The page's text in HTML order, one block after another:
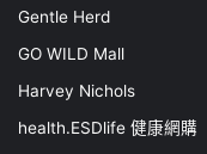
Gentle Herd
GO WILD Mall
Harvey Nichols
health.ESDlife 健康網購